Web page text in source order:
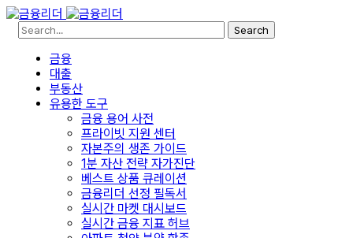
Search
금융
대출
부동산
유용한 도구
금융 용어 사전
프라이빗 지원 센터
자본주의 생존 가이드
1분 자산 전략 자가진단
베스트 상품 큐레이션
금융리더 선정 필독서
실시간 마켓 대시보드
실시간 금융 지표 허브